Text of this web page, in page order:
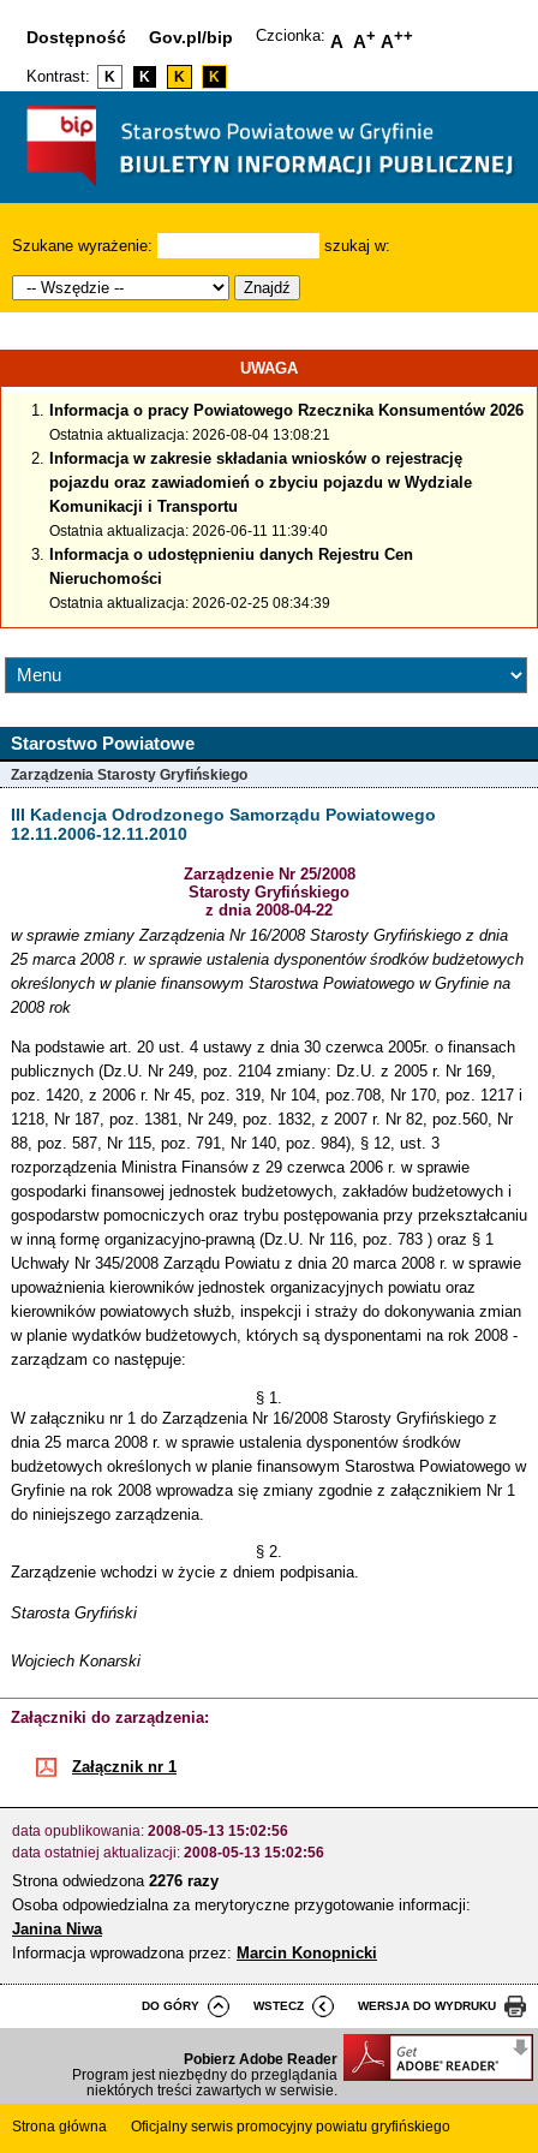
Dostępność Gov.pl/bip Czcionka: A A+ A++
Kontrast: K K K K
Szukane wyrażenie: szukaj w:
Znajdź
UWAGA
Informacja o pracy Powiatowego Rzecznika Konsumentów 2026
Ostatnia aktualizacja: 2026-08-04 13:08:21
Informacja w zakresie składania wniosków o rejestrację
pojazdu oraz zawiadomień o zbyciu pojazdu w Wydziale
Komunikacji i Transportu
Ostatnia aktualizacja: 2026-06-11 11:39:40
Informacja o udostępnieniu danych Rejestru Cen
Nieruchomości
Ostatnia aktualizacja: 2026-02-25 08:34:39
Starostwo Powiatowe
Zarządzenia Starosty Gryfińskiego
III Kadencja Odrodzonego Samorządu Powiatowego
12.11.2006-12.11.2010
Zarządzenie Nr 25/2008
Starosty Gryfińskiego
z dnia 2008-04-22
w sprawie zmiany Zarządzenia Nr 16/2008 Starosty Gryfińskiego z dnia
25 marca 2008 r. w sprawie ustalenia dysponentów środków budżetowych
określonych w planie finansowym Starostwa Powiatowego w Gryfinie na
2008 rok
Na podstawie art. 20 ust. 4 ustawy z dnia 30 czerwca 2005r. o finansach
publicznych (Dz.U. Nr 249, poz. 2104 zmiany: Dz.U. z 2005 r. Nr 169,
poz. 1420, z 2006 r. Nr 45, poz. 319, Nr 104, poz.708, Nr 170, poz. 1217 i
1218, Nr 187, poz. 1381, Nr 249, poz. 1832, z 2007 r. Nr 82, poz.560, Nr
88, poz. 587, Nr 115, poz. 791, Nr 140, poz. 984), § 12, ust. 3
rozporządzenia Ministra Finansów z 29 czerwca 2006 r. w sprawie
gospodarki finansowej jednostek budżetowych, zakładów budżetowych i
gospodarstw pomocniczych oraz trybu postępowania przy przekształcaniu
w inną formę organizacyjno-prawną (Dz.U. Nr 116, poz. 783 ) oraz § 1
Uchwały Nr 345/2008 Zarządu Powiatu z dnia 20 marca 2008 r. w sprawie
upoważnienia kierowników jednostek organizacyjnych powiatu oraz
kierowników powiatowych służb, inspekcji i straży do dokonywania zmian
w planie wydatków budżetowych, których są dysponentami na rok 2008 -
zarządzam co następuje:
§ 1.
W załączniku nr 1 do Zarządzenia Nr 16/2008 Starosty Gryfińskiego z
dnia 25 marca 2008 r. w sprawie ustalenia dysponentów środków
budżetowych określonych w planie finansowym Starostwa Powiatowego w
Gryfinie na rok 2008 wprowadza się zmiany zgodnie z załącznikiem Nr 1
do niniejszego zarządzenia.
§ 2.
Zarządzenie wchodzi w życie z dniem podpisania.
Starosta Gryfiński
Wojciech Konarski
Załączniki do zarządzenia:
Załącznik nr 1
data opublikowania: 2008-05-13 15:02:56
data ostatniej aktualizacji: 2008-05-13 15:02:56
Strona odwiedzona 2276 razy
Osoba odpowiedzialna za merytoryczne przygotowanie informacji:
Janina Niwa
Informacja wprowadzona przez: Marcin Konopnicki
DO GÓRY WSTECZ WERSJA DO WYDRUKU
Pobierz Adobe Reader
Program jest niezbędny do przeglądania
niektórych treści zawartych w serwisie.
Strona główna Oficjalny serwis promocyjny powiatu gryfińskiego